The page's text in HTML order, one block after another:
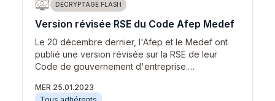
DÉCRYPTAGE FLASH
Version révisée RSE du Code Afep Medef
Le 20 décembre dernier, l'Afep et le Medef ont
publié une version révisée sur la RSE de leur
Code de gouvernement d'entreprise.…
MER 25.01.2023